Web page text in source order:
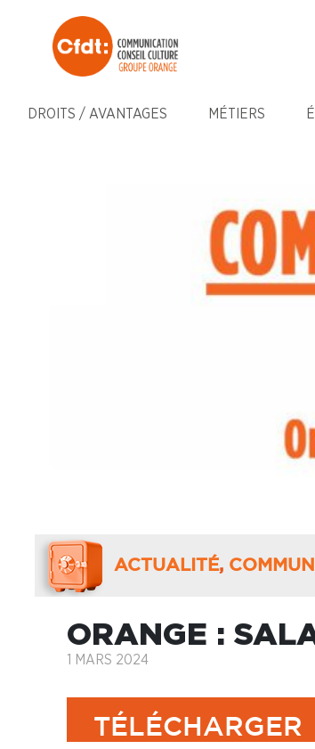
DROITS / AVANTAGES MÉTIERS
ACTUALITÉ,
ORANGE :
1 MARS 2024
TÉLÉCHARGER